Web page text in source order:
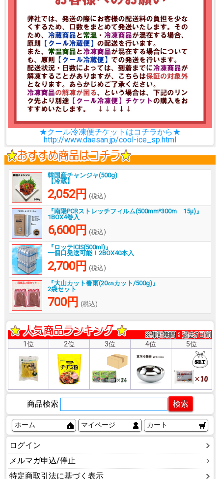
★クール冷凍便チケットはコチラから★
http://www.daesan.jp/cool-ice_sp.html
韓国産チャンジャ(500g)
【冷蔵】
2,052円 (税込)
『南陽PCRストレッチフィルム(500mm*300m 15μ)』
1BOX4巻入
6,600円 (税込)
『ロッテICIS(500ml)』
一個口発送可能！2BOX40本入
2,700円 (税込)
『大山カット春雨(20㎝カット/500g)』
2袋セット
700円 (税込)
1位 2位 3位 4位 5位
商品検索
ホーム マイページ カート
ログイン
メルマガ申込/停止
特定商取引法に基づく表示